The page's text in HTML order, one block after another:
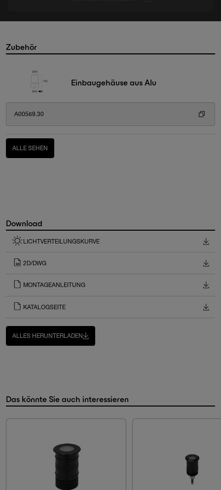
Zubehör
Einbaugehäuse aus Alu
A00569.30
ALLE SEHEN
Download
LICHTVERTEILUNGSKURVE
2D/DWG
MONTAGEANLEITUNG
KATALOGSEITE
ALLES HERUNTERLADEN
Das könnte Sie auch interessieren